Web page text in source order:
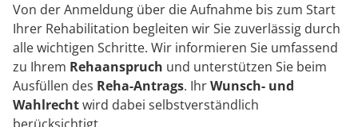
Von der Anmeldung über die Aufnahme bis zum Start
Ihrer Rehabilitation begleiten wir Sie zuverlässig durch
alle wichtigen Schritte. Wir informieren Sie umfassend
zu Ihrem Rehaanspruch und unterstützen Sie beim
Ausfüllen des Reha-Antrags. IhrWunsch- und
Wahlrechtwird dabei selbstverständlich